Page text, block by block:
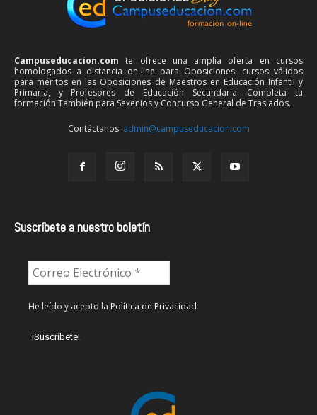
Campuseducacion.com te ofrece una amplia oferta en cursos
homologados a distancia on-line para Oposiciones: cursos válidos
para méritos en las Oposiciones de Maestros en Educación Infantil y
Primaria, y Profesores de Educación Secundaria. Completa tu
formación También para Sexenios y Concurso General de Traslados.
Contáctanos: admin@campuseducacion.com
Suscríbete a nuestro boletín
He leído y acepto la Política de Privacidad